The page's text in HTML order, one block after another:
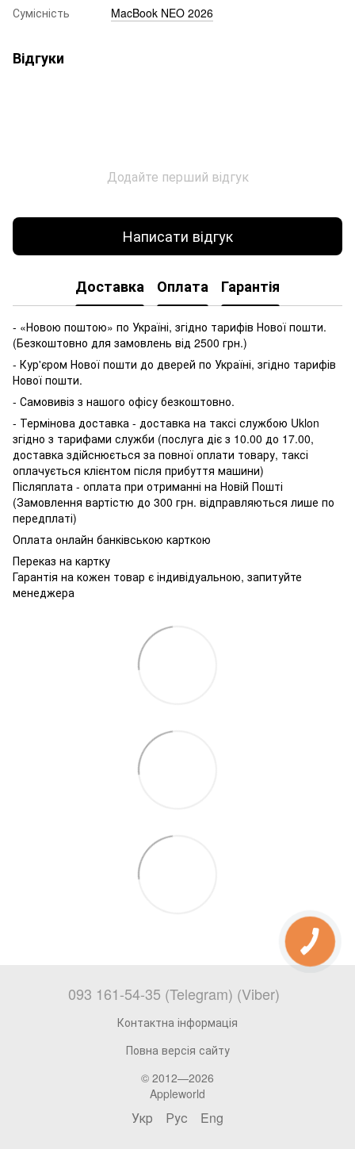
Сумісність
MacBook NEO 2026
Відгуки
Додайте перший відгук
Написати відгук
Доставка Оплата Гарантія
- «Новою поштою» по Україні, згідно тарифів Нової пошти.
(Безкоштовно для замовлень від 2500 грн.)
- Кур'єром Нової пошти до дверей по Україні, згідно тарифів
Нової пошти.
- Самовивіз з нашого офісу безкоштовно.
- Термінова доставка - доставка на таксі службою Uklon
згідно з тарифами служби (послуга діє з 10.00 до 17.00,
доставка здійснюється за повної оплати товару, таксі
оплачується клієнтом після прибуття машини)
Післяплата - оплата при отриманні на Новій Пошті
(Замовлення вартістю до 300 грн. відправляються лише по
передплаті)
Оплата онлайн банківською карткою
Переказ на картку
Гарантія на кожен товар є індивідуальною, запитуйте
менеджера
093 161-54-35 (Telegram) (Viber)
Контактна інформація
Повна версія сайту
© 2012—2026
Appleworld
Укр Рус Eng